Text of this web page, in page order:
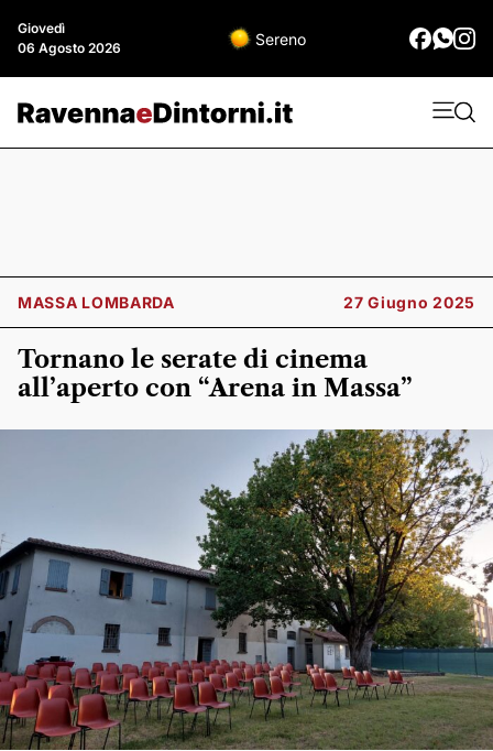
Giovedì
06 Agosto 2026
Sereno
MASSA LOMBARDA 27 Giugno 2025
Tornano le serate di cinema
all’aperto con “Arena in Massa”